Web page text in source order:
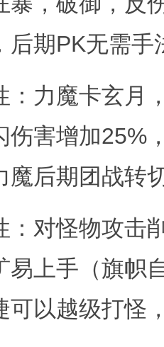
后期PK无需
：力魔卡玄月
伤害增加25%
魔后期团战转
：对怪物攻击
易上手（旗帜
可以越级打怪